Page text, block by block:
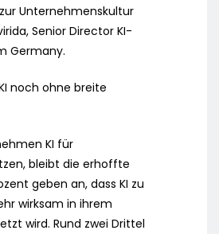
Unternehmenskultur
Senior Director KI-
Germany.
noch ohne breite
KI für
bleibt die erhoffte
geben an, dass KI zu
wirksam in ihrem
wird. Rund zwei Drittel